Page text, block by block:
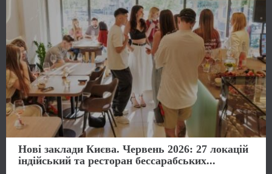
Нові заклади Києва. Червень 2026: 27 локацій
індійський та ресторан бессарабських...